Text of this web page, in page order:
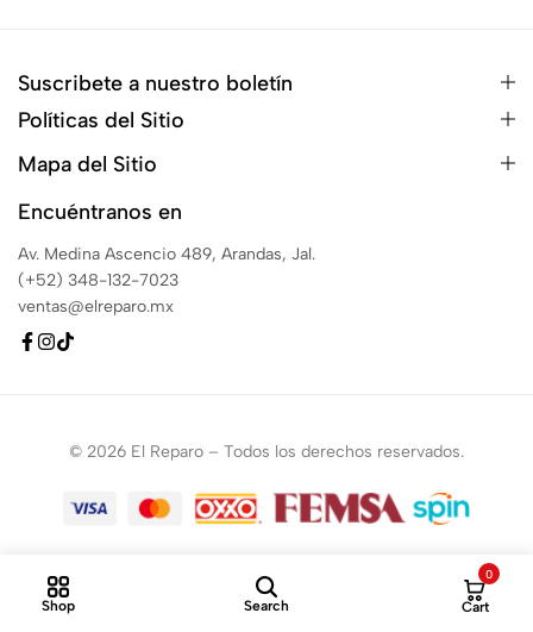
Suscribete a nuestro boletín
Políticas del Sitio
Mapa del Sitio
Encuéntranos en
Av. Medina Ascencio 489, Arandas, Jal.
(+52) 348-132-7023
ventas@elreparo.mx
© 2026 El Reparo – Todos los derechos reservados.
Shop Search
0
Cart